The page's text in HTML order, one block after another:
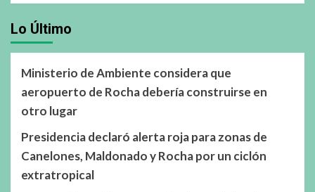
Lo Último
Ministerio de Ambiente considera que
aeropuerto de Rocha debería construirse en
otro lugar
Presidencia declaró alerta roja para zonas de
Canelones, Maldonado y Rocha por un ciclón
extratropical